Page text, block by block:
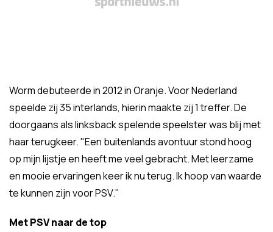
Worm debuteerde in 2012 in Oranje. Voor Nederland
speelde zij 35 interlands, hierin maakte zij 1 treffer. De
doorgaans als linksback spelende speelster was blij met
haar terugkeer. "Een buitenlands avontuur stond hoog
op mijn lijstje en heeft me veel gebracht. Met leerzame
en mooie ervaringen keer ik nu terug. Ik hoop van waarde
te kunnen zijn voor PSV."
Met PSV naar de top